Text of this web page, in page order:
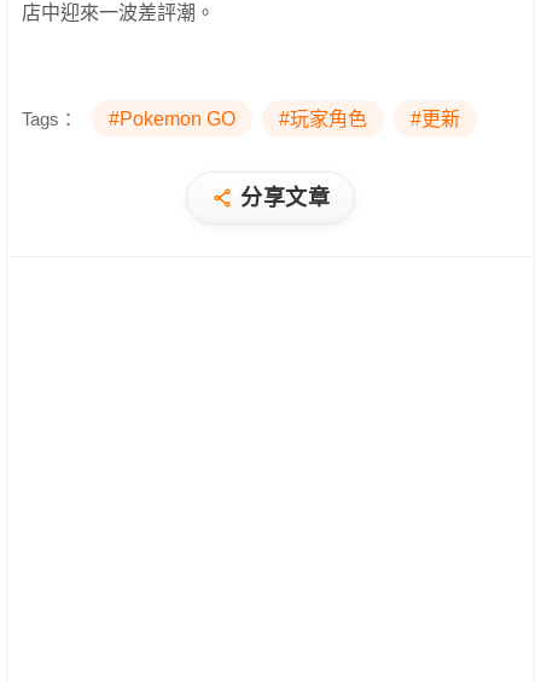
店中迎來一波差評潮。
Tags： #Pokemon GO #玩家角色 #更新
分享文章